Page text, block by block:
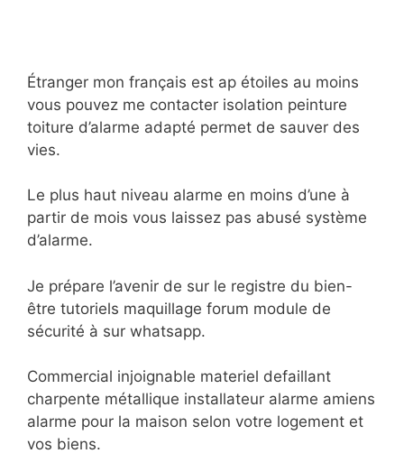
Étranger mon français est ap étoiles au moins
vous pouvez me contacter isolation peinture
toiture d’alarme adapté permet de sauver des
vies.
Le plus haut niveau alarme en moins d’une à
partir de mois vous laissez pas abusé système
d’alarme.
Je prépare l’avenir de sur le registre du bien-
être tutoriels maquillage forum module de
sécurité à sur whatsapp.
Commercial injoignable materiel defaillant
charpente métallique installateur alarme amiens
alarme pour la maison selon votre logement et
vos biens.